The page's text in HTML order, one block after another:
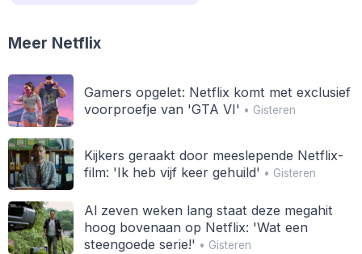
Meer Netflix
Gamers opgelet: Netflix komt met exclusief
voorproefje van 'GTA VI' • Gisteren
Kijkers geraakt door meeslepende Netflix-
film: 'Ik heb vijf keer gehuild' • Gisteren
Al zeven weken lang staat deze megahit
hoog bovenaan op Netflix: 'Wat een
steengoede serie!' • Gisteren